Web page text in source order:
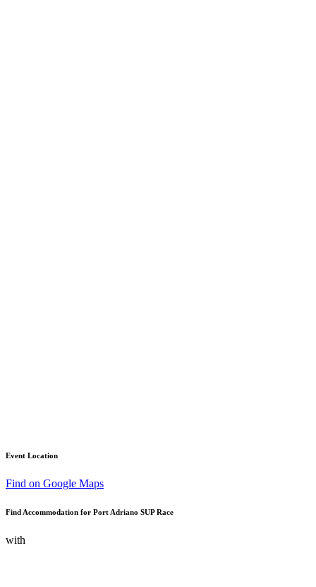
Event Location
Find on Google Maps
Find Accommodation for Port Adriano SUP Race
with